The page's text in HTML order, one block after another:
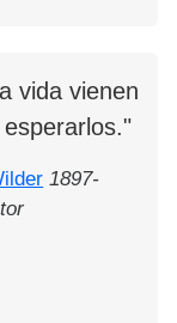
vida vienen
1897-